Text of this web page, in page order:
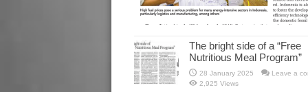
The bright side of a “Free
Nutritious Meal Program”
28 January 2025
Leave a
2,925 Views